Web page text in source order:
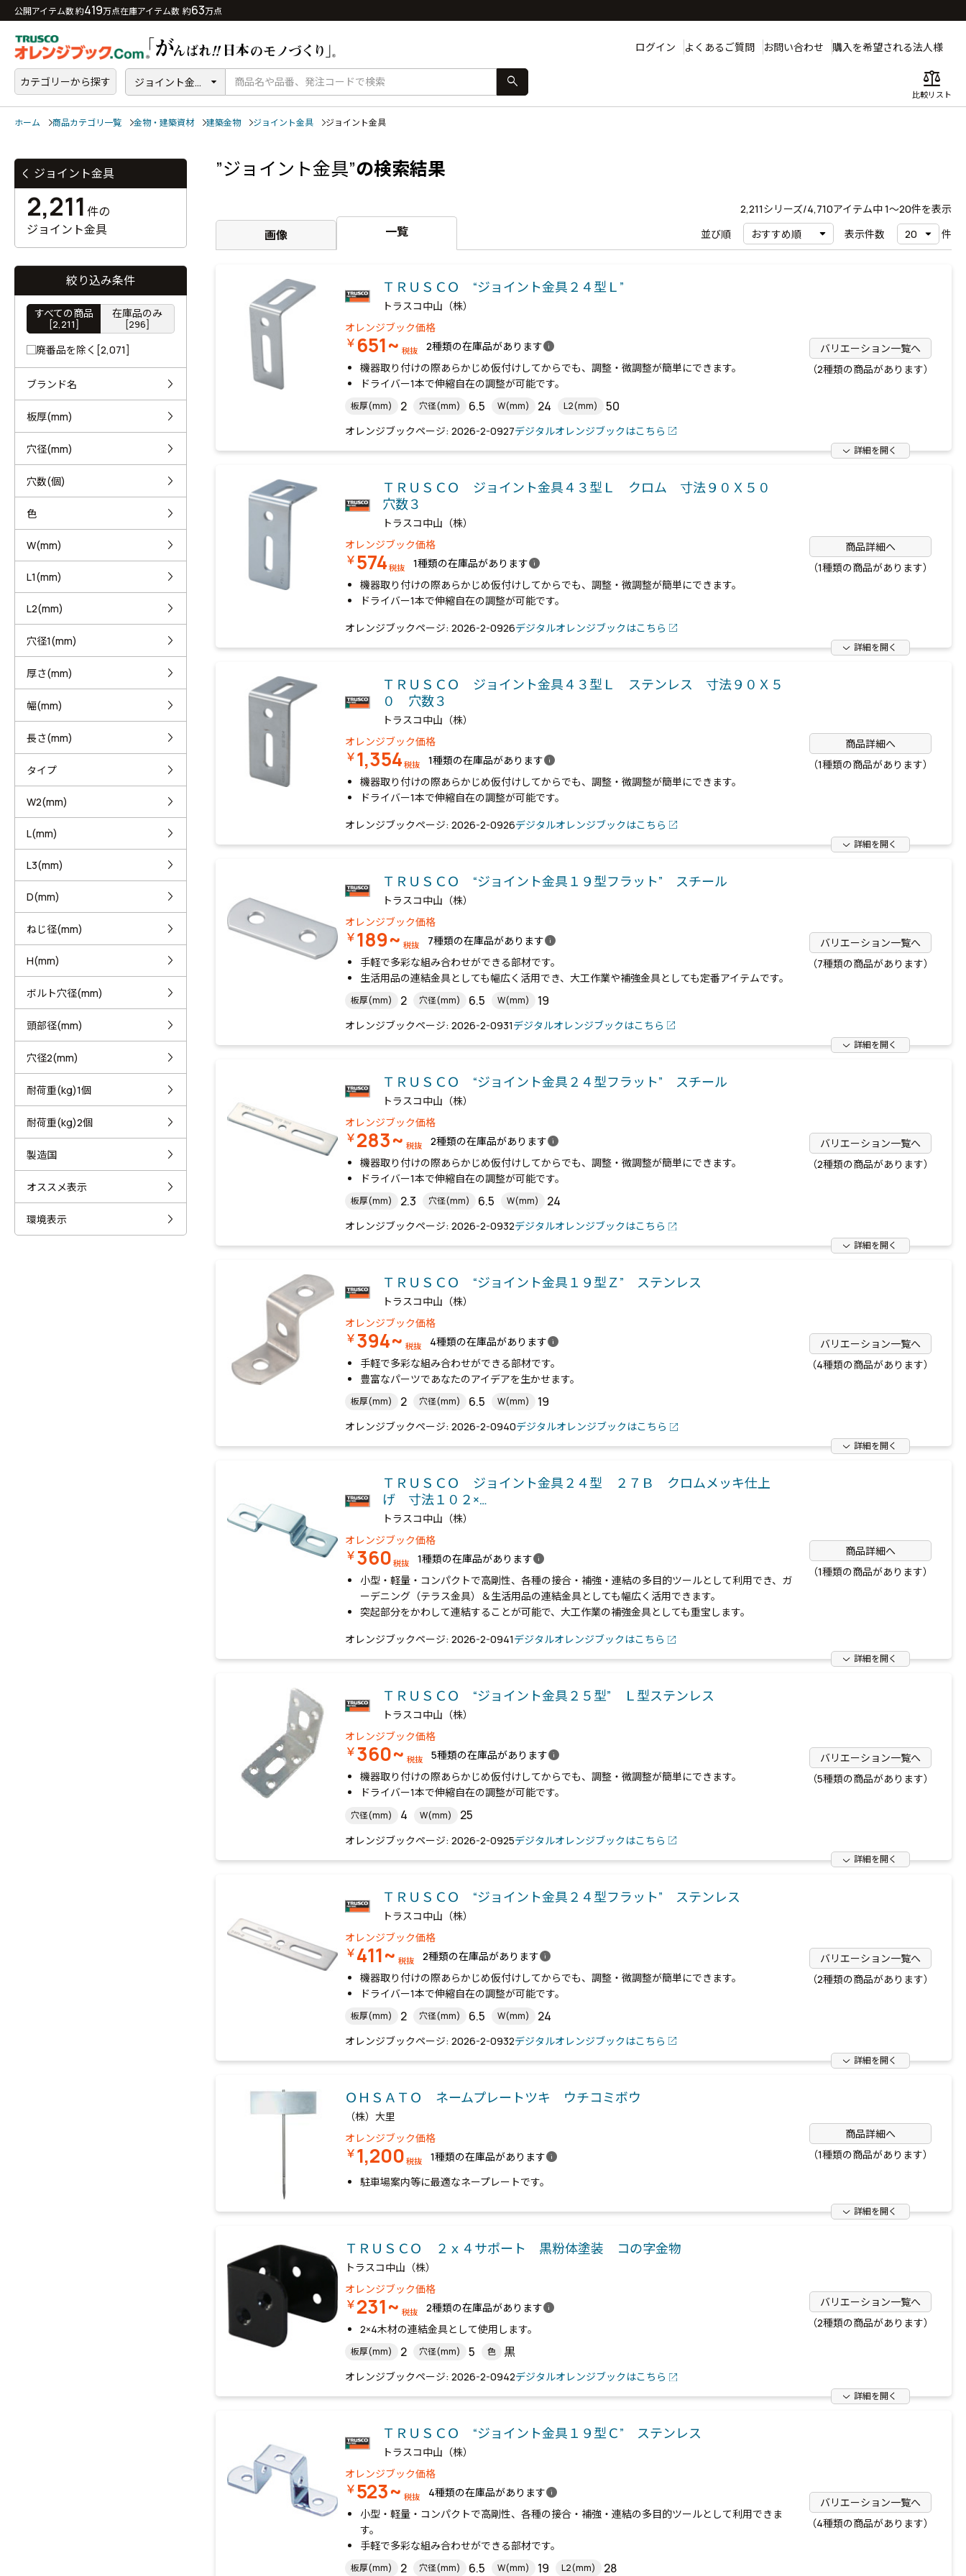
公開アイテム数 約419万点在庫アイテム数 約63万点
ログイン よくあるご質問 お問い合わせ 購入を希望される法人様
カテゴリーから探す ジョイント金... search balance
比較リスト
ホーム 商品カテゴリ一覧 金物・建築資材 建築金物 ジョイント金具 ジョイント金具
”ジョイント金具”の検索結果
2,211シリーズ/4,710アイテム中1〜20件を表示
並び順
表示件数 件
画像 一覧
ＴＲＵＳＣＯ “ジョイント金具２４型Ｌ”
トラスコ中山（株）
オレンジブック価格
￥ 651~ 税抜 2種類の在庫品がありますinfo
バリエーション一覧へ
（2種類の商品があります）
機器取り付けの際あらかじめ仮付けしてからでも、調整・微調整が簡単にできます。
ドライバー1本で伸縮自在の調整が可能です。
板厚(mm) 2 穴径(mm) 6.5 W(mm) 24 L2(mm) 50
オレンジブックページ: 2026-2-0927デジタルオレンジブックはこちら
詳細を開く
ＴＲＵＳＣＯ ジョイント金具４３型Ｌ クロム 寸法９０Ｘ５０
穴数３
トラスコ中山（株）
オレンジブック価格
￥574 税抜 1種類の在庫品がありますinfo
商品詳細へ
（1種類の商品があります）
機器取り付けの際あらかじめ仮付けしてからでも、調整・微調整が簡単にできます。
ドライバー1本で伸縮自在の調整が可能です。
オレンジブックページ: 2026-2-0926デジタルオレンジブックはこちら
詳細を開く
ＴＲＵＳＣＯ ジョイント金具４３型Ｌ ステンレス 寸法９０Ｘ５
０ 穴数３
トラスコ中山（株）
オレンジブック価格
￥1,354 税抜 1種類の在庫品がありますinfo
商品詳細へ
（1種類の商品があります）
機器取り付けの際あらかじめ仮付けしてからでも、調整・微調整が簡単にできます。
ドライバー1本で伸縮自在の調整が可能です。
オレンジブックページ: 2026-2-0926デジタルオレンジブックはこちら
詳細を開く
ＴＲＵＳＣＯ “ジョイント金具１９型フラット” スチール
トラスコ中山（株）
オレンジブック価格
￥189~ 税抜 7種類の在庫品がありますinfo
バリエーション一覧へ
（7種類の商品があります）
手軽で多彩な組み合わせができる部材です。
生活用品の連結金具としても幅広く活用でき、大工作業や補強金具としても定番アイテムです。
板厚(mm) 2 穴径(mm) 6.5 W(mm) 19
オレンジブックページ: 2026-2-0931デジタルオレンジブックはこちら
詳細を開く
ＴＲＵＳＣＯ “ジョイント金具２４型フラット” スチール
トラスコ中山（株）
オレンジブック価格
￥283~ 税抜 2種類の在庫品がありますinfo
バリエーション一覧へ
（2種類の商品があります）
機器取り付けの際あらかじめ仮付けしてからでも、調整・微調整が簡単にできます。
ドライバー1本で伸縮自在の調整が可能です。
板厚(mm) 2.3 穴径(mm) 6.5 W(mm) 24
オレンジブックページ: 2026-2-0932デジタルオレンジブックはこちら
詳細を開く
ＴＲＵＳＣＯ “ジョイント金具１９型Ｚ” ステンレス
トラスコ中山（株）
オレンジブック価格
￥394~ 税抜 4種類の在庫品がありますinfo
バリエーション一覧へ
（4種類の商品があります）
手軽で多彩な組み合わせができる部材です。
豊富なパーツであなたのアイデアを生かせます。
板厚(mm) 2 穴径(mm) 6.5 W(mm) 19
オレンジブックページ: 2026-2-0940デジタルオレンジブックはこちら
詳細を開く
ＴＲＵＳＣＯ ジョイント金具２４型 ２７Ｂ クロムメッキ仕上
げ 寸法１０２×…
トラスコ中山（株）
オレンジブック価格
￥360 税抜 1種類の在庫品がありますinfo
商品詳細へ
（1種類の商品があります）
小型・軽量・コンパクトで高剛性、各種の接合・補強・連結の多目的ツールとして利用でき、ガ
ーデニング（テラス金具）＆生活用品の連結金具としても幅広く活用できます。
突起部分をかわして連結することが可能で、大工作業の補強金具としても重宝します。
オレンジブックページ: 2026-2-0941デジタルオレンジブックはこちら
詳細を開く
ＴＲＵＳＣＯ “ジョイント金具２５型” Ｌ型ステンレス
トラスコ中山（株）
オレンジブック価格
￥360~ 税抜 5種類の在庫品がありますinfo
バリエーション一覧へ
（5種類の商品があります）
機器取り付けの際あらかじめ仮付けしてからでも、調整・微調整が簡単にできます。
ドライバー1本で伸縮自在の調整が可能です。
穴径(mm) 4 W(mm) 25
オレンジブックページ: 2026-2-0925デジタルオレンジブックはこちら
詳細を開く
ＴＲＵＳＣＯ “ジョイント金具２４型フラット” ステンレス
トラスコ中山（株）
オレンジブック価格
￥411~ 税抜 2種類の在庫品がありますinfo
バリエーション一覧へ
（2種類の商品があります）
機器取り付けの際あらかじめ仮付けしてからでも、調整・微調整が簡単にできます。
ドライバー1本で伸縮自在の調整が可能です。
板厚(mm) 2 穴径(mm) 6.5 W(mm) 24
オレンジブックページ: 2026-2-0932デジタルオレンジブックはこちら
詳細を開く
ＯＨＳＡＴＯ ネームプレートツキ ウチコミボウ
（株）大里
オレンジブック価格
￥1,200 税抜 1種類の在庫品がありますinfo
商品詳細へ
（1種類の商品があります）
駐車場案内等に最適なネープレートです。
詳細を開く
ＴＲＵＳＣＯ ２ｘ４サポート 黒粉体塗装 コの字金物
トラスコ中山（株）
オレンジブック価格
￥231~ 税抜 2種類の在庫品がありますinfo
バリエーション一覧へ
（2種類の商品があります）
2×4木材の連結金具として使用します。
板厚(mm) 2 穴径(mm) 5 色 黒
オレンジブックページ: 2026-2-0942デジタルオレンジブックはこちら
詳細を開く
ＴＲＵＳＣＯ “ジョイント金具１９型Ｃ” ステンレス
トラスコ中山（株）
オレンジブック価格
￥523~ 税抜 4種類の在庫品がありますinfo
バリエーション一覧へ
（4種類の商品があります）
小型・軽量・コンパクトで高剛性、各種の接合・補強・連結の多目的ツールとして利用できま
す。
手軽で多彩な組み合わせができる部材です。
板厚(mm) 2 穴径(mm) 6.5 W(mm) 19 L2(mm) 28
ジョイント金具
2,211 件の
ジョイント金具
絞り込み条件
すべての商品
[2,211]
在庫品のみ
[296]
廃番品を除く[2,071]
ブランド名
板厚(mm)
穴径(mm)
穴数(個)
色
W(mm)
L1(mm)
L2(mm)
穴径1(mm)
厚さ(mm)
幅(mm)
長さ(mm)
タイプ
W2(mm)
L(mm)
L3(mm)
D(mm)
ねじ径(mm)
H(mm)
ボルト穴径(mm)
頭部径(mm)
穴径2(mm)
耐荷重(kg)1個
耐荷重(kg)2個
製造国
オススメ表示
環境表示